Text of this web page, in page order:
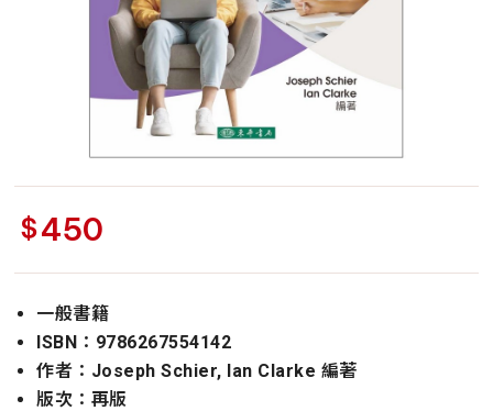
$450
一般書籍
ISBN：9786267554142
作者：Joseph Schier, Ian Clarke 編著
版次：再版